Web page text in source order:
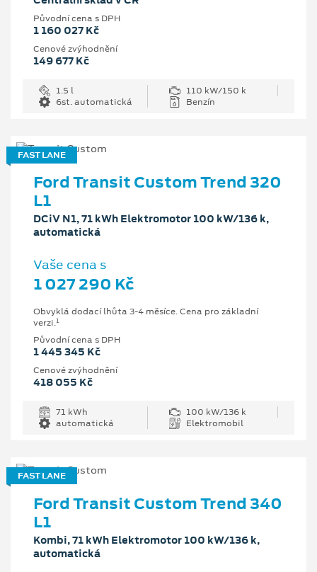
Původní cena s DPH
1 160 027 Kč
Cenové zvýhodnění
149 677 Kč
1.5 l
110 kW/150 k
6st. automatická
Benzín
FAST LANE
Ford Transit Custom Trend 320
L1
DCiV N1, 71 kWh Elektromotor 100 kW/136 k,
automatická
Vaše cena s
1 027 290 Kč
Obvyklá dodací lhůta 3-4 měsíce. Cena pro základní
verzi.1
Původní cena s DPH
1 445 345 Kč
Cenové zvýhodnění
418 055 Kč
71 kWh
100 kW/136 k
automatická
Elektromobil
FAST LANE
Ford Transit Custom Trend 340
L1
Kombi, 71 kWh Elektromotor 100 kW/136 k,
automatická